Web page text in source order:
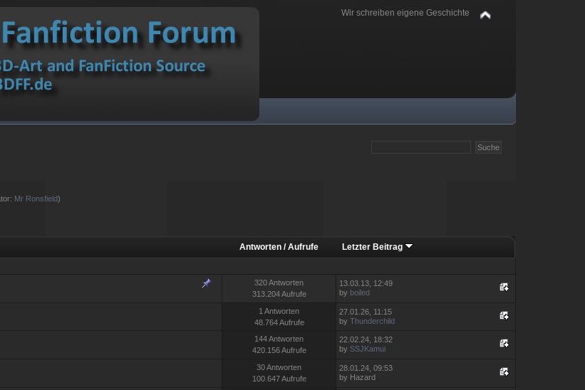
Wir schreiben eigene Geschichte
Mr Ronsfield)
Antworten/Aufrufe
Letzter Beitrag
320 Antworten
313.204 Aufrufe
13.03.13, 12:49
by boiled
1 Antworten
48.764 Aufrufe
27.01.26, 11:15
byThunderchild
144 Antworten
420.156 Aufrufe
22.02.24, 18:32
bySSJKamui
30 Antworten
100.647 Aufrufe
28.01.24, 09:53
by Hazard